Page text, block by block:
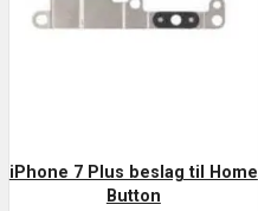
iPhone 7 Plus beslag til Home
Button